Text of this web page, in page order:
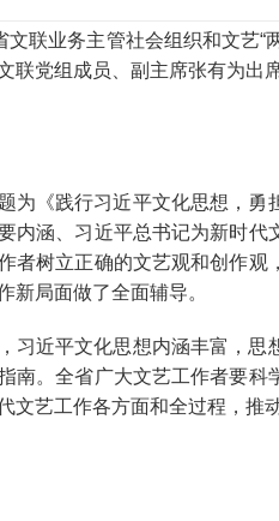
文联业务主管社会组织和文艺
联党组成员、副主席张有为出
为《践行习近平文化思想，
内涵、习近平总书记为新时
者树立正确的文艺观和创作
新局面做了全面辅导。
习近平文化思想内涵丰富，
南。全省广大文艺工作者要
文艺工作各方面和全过程，推